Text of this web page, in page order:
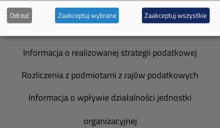
Zakład Górniczy Sobieski
Informacja o realizowanej strategii podatkowej
Rozliczenia z podmiotami z rajów podatkowych
Informacja o wpływie działalności jednostki
organizacyjnej
Odrzuć Zaakceptuj wybrane Zaakceptuj wszystkie